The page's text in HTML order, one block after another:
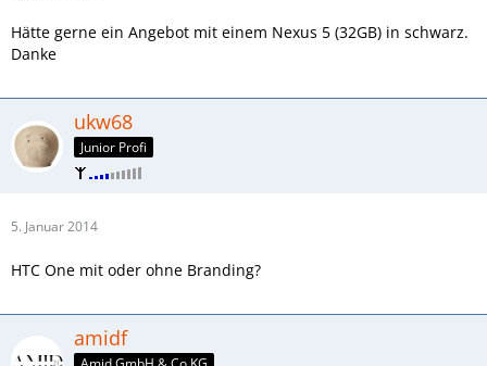
Hätte gerne ein Angebot mit einem Nexus 5 (32GB) in schwarz.
Danke
ukw68
Junior Profi
5. Januar 2014
HTC One mit oder ohne Branding?
amidf